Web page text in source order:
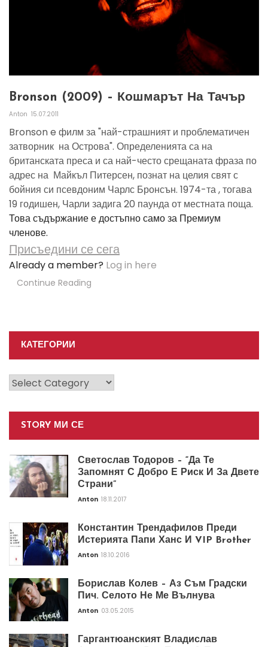
Bronson (2009) – Кошмарът На Тачър
Anton 15.07.2011
Bronson e филм за "най-страшният и проблематичен
затворник на Острова". Определенията са на
британската преса и са най-често срещаната фраза по
адрес на Майкъл Питерсен, познат на целия свят с
бойния си псевдоним Чарлс Бронсън. 1974-та , тогава
19 годишен, Чарли задига 20 паунда от местната поща.
Това съдържание е достъпно само за Премиум
членове.
Присъедини се сега
Already a member? Log in here
Continue Reading
КАТЕГОРИИ
Категории
STORY МИ СЕ
Светослав Тодоров – “Да Те
Запомнят С Добро Е Риск И За Двете
Страни”
Anton 18.11.2017
Константин Трендафилов Преди
Истерията Папи Ханс И VIP Brother
Anton 18.10.2016
Борислав Колев – Аз Съм Градски
Пич. Селото Не Ме Вълнува
Anton 03.05.2015
Гаргантюанският Владислав